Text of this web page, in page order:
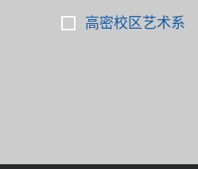
高密校区艺术系